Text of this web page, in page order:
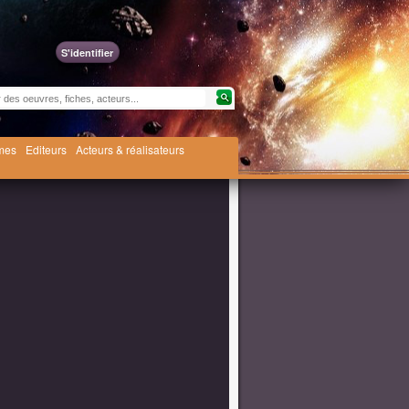
S'identifier
Editeurs Acteurs & réalisateurs